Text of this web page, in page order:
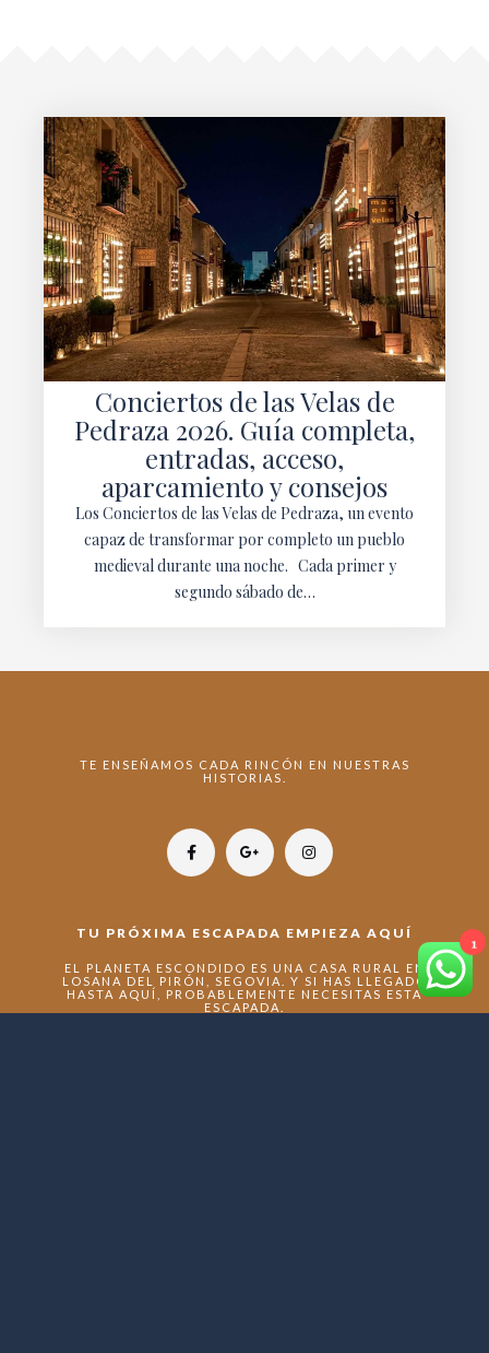
Conciertos de las Velas de
Pedraza 2026. Guía completa,
entradas, acceso,
aparcamiento y consejos
Los Conciertos de las Velas de Pedraza, un evento
capaz de transformar por completo un pueblo
medieval durante una noche. Cada primer y
segundo sábado de…
TE ENSEÑAMOS CADA RINCÓN EN NUESTRAS
HISTORIAS.
TU PRÓXIMA ESCAPADA EMPIEZA AQUÍ
EL PLANETA ESCONDIDO ES UNA CASA RURAL EN
LOSANA DEL PIRÓN, SEGOVIA. Y SI HAS LLEGADO
HASTA AQUÍ, PROBABLEMENTE NECESITAS ESTA
ESCAPADA.
1